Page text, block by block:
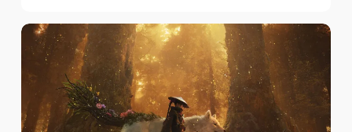
Review
–
Beast
Reincarnation